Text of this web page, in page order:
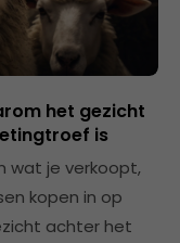
het gezicht
is
wat je verkoopt,
kopen in op
achter het